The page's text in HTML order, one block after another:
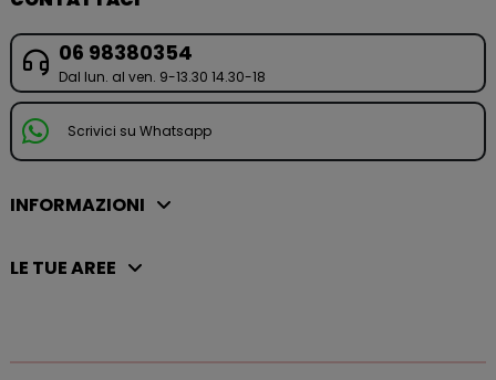
06 98380354
Dal lun. al ven. 9-13.30 14.30-18
Scrivici su Whatsapp
INFORMAZIONI
LE TUE AREE